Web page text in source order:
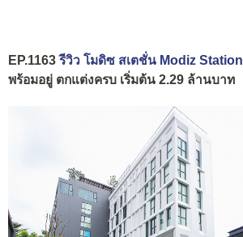
EP.1163รีวิว โมดิซ สเตชั่น Modiz Station
พร้อมอยู่ ตกแต่งครบ เริ่มต้น 2.29 ล้านบาท